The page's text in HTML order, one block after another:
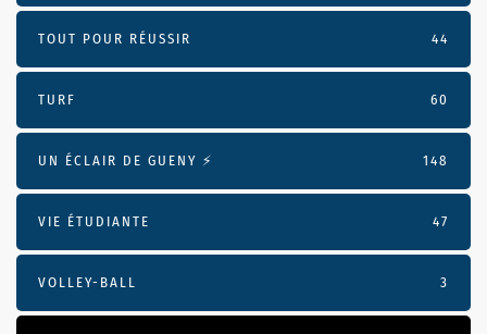
TOUT POUR RÉUSSIR 44
TURF 60
UN ÉCLAIR DE GUENY ⚡️ 148
VIE ÉTUDIANTE 47
VOLLEY-BALL 3